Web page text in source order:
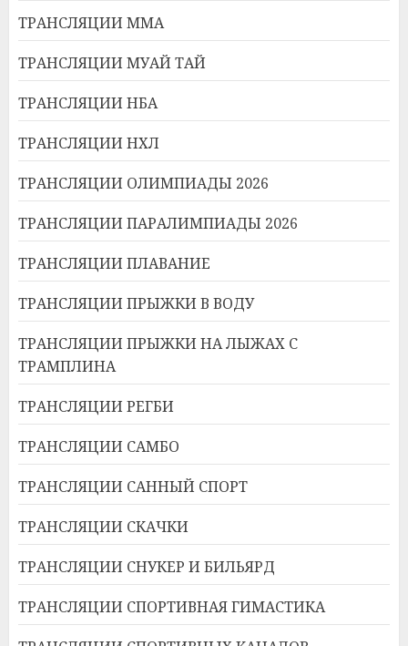
ТРАНСЛЯЦИИ ММА
ТРАНСЛЯЦИИ МУАЙ ТАЙ
ТРАНСЛЯЦИИ НБА
ТРАНСЛЯЦИИ НХЛ
ТРАНСЛЯЦИИ ОЛИМПИАДЫ 2026
ТРАНСЛЯЦИИ ПАРАЛИМПИАДЫ 2026
ТРАНСЛЯЦИИ ПЛАВАНИЕ
ТРАНСЛЯЦИИ ПРЫЖКИ В ВОДУ
ТРАНСЛЯЦИИ ПРЫЖКИ НА ЛЫЖАХ С
ТРАМПЛИНА
ТРАНСЛЯЦИИ РЕГБИ
ТРАНСЛЯЦИИ САМБО
ТРАНСЛЯЦИИ САННЫЙ СПОРТ
ТРАНСЛЯЦИИ СКАЧКИ
ТРАНСЛЯЦИИ СНУКЕР И БИЛЬЯРД
ТРАНСЛЯЦИИ СПОРТИВНАЯ ГИМАСТИКА